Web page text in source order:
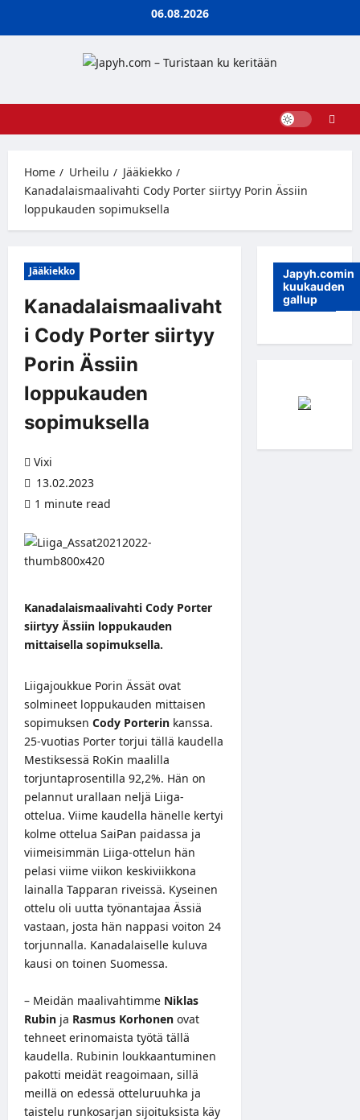
06.08.2026
Home Urheilu
Jääkiekko
Kanadalaismaalivahti Cody Porter siirtyy Porin Ässiin
loppukauden sopimuksella
Jääkiekko
Kanadalaismaalivaht
i Cody Porter siirtyy
Porin Ässiin
loppukauden
sopimuksella
Vixi
13.02.2023
1 minute read
Kanadalaismaalivahti Cody Porter
siirtyy Ässiin loppukauden
mittaisella sopimuksella.
Liigajoukkue Porin Ässät ovat
solmineet loppukauden mittaisen
sopimuksen Cody Porterin kanssa.
25-vuotias Porter torjui tällä kaudella
Mestiksessä RoKin maalilla
torjuntaprosentilla 92,2%. Hän on
pelannut urallaan neljä Liiga-
ottelua. Viime kaudella hänelle kertyi
kolme ottelua SaiPan paidassa ja
viimeisimmän Liiga-ottelun hän
pelasi viime viikon keskiviikkona
lainalla Tapparan riveissä. Kyseinen
ottelu oli uutta työnantajaa Ässiä
vastaan, josta hän nappasi voiton 24
torjunnalla. Kanadalaiselle kuluva
kausi on toinen Suomessa.
– Meidän maalivahtimme Niklas
Rubin ja Rasmus Korhonen ovat
tehneet erinomaista työtä tällä
kaudella. Rubinin loukkaantuminen
pakotti meidät reagoimaan, sillä
meillä on edessä otteluruuhka ja
taistelu runkosarjan sijoituksista käy
Japyh.comin
kuukauden
gallup